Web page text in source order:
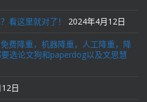
看这里就对了！ 2024年4月12日
费降重，机器降重，人工降重，降
选论文狗和paperdog以及文思慧
日